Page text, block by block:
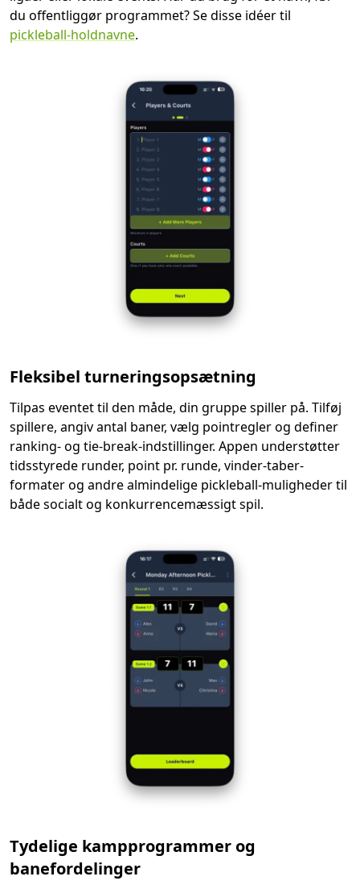
du offentliggør programmet? Se disse idéer til
pickleball-holdnavne.
Fleksibel turneringsopsætning
Tilpas eventet til den måde, din gruppe spiller på. Tilføj
spillere, angiv antal baner, vælg pointregler og definer
ranking- og tie-break-indstillinger. Appen understøtter
tidsstyrede runder, point pr. runde, vinder-taber-
formater og andre almindelige pickleball-muligheder til
både socialt og konkurrencemæssigt spil.
Tydelige kampprogrammer og
banefordelinger